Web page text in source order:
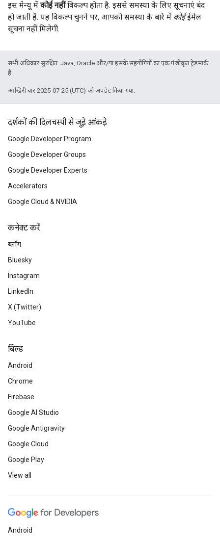
इस मेन्यू में कोई नहींविकल्प होता है. इससे समस्या के लिए सूचनाएं बंद
हो जाती हैं. यह विकल्प चुनने पर, आपको समस्या के बारे में कोईईमेल
सूचना नहीं मिलेगी.
सभी अधिकार सुरक्षित. Java, Oracle और/या इसके सहयोगियों का एक पंजीकृत ट्रेडमार्क
है.
आखिरी बार 2025-07-25 (UTC) को अपडेट किया गया.
दर्शकों की दिलचस्पी से जुड़े आंकड़े
Google Developer Program
Google Developer Groups
Google Developer Experts
Accelerators
Google Cloud & NVIDIA
कनेक्ट करें
ब्लॉग
Bluesky
Instagram
LinkedIn
X (Twitter)
YouTube
बिल्ड
Android
Chrome
Firebase
Google AI Studio
Google Antigravity
Google Cloud
Google Play
View all
Android